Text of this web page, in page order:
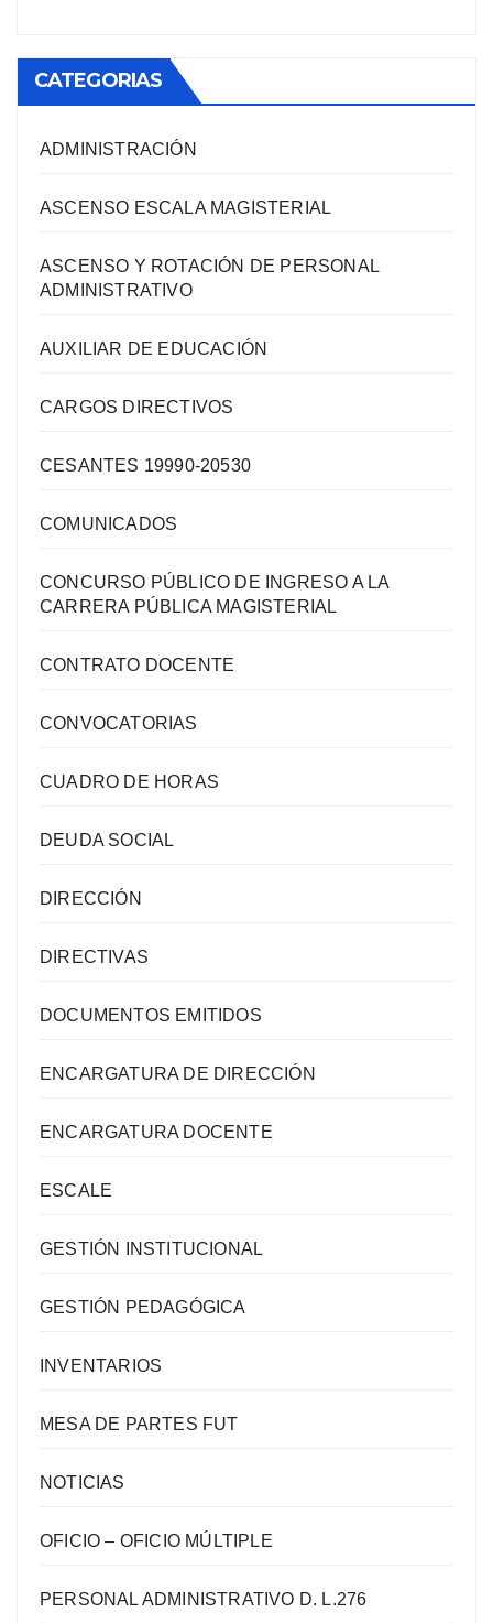
CATEGORIAS
ADMINISTRACIÓN
ASCENSO ESCALA MAGISTERIAL
ASCENSO Y ROTACIÓN DE PERSONAL
ADMINISTRATIVO
AUXILIAR DE EDUCACIÓN
CARGOS DIRECTIVOS
CESANTES 19990-20530
COMUNICADOS
CONCURSO PÚBLICO DE INGRESO A LA
CARRERA PÚBLICA MAGISTERIAL
CONTRATO DOCENTE
CONVOCATORIAS
CUADRO DE HORAS
DEUDA SOCIAL
DIRECCIÓN
DIRECTIVAS
DOCUMENTOS EMITIDOS
ENCARGATURA DE DIRECCIÓN
ENCARGATURA DOCENTE
ESCALE
GESTIÓN INSTITUCIONAL
GESTIÓN PEDAGÓGICA
INVENTARIOS
MESA DE PARTES FUT
NOTICIAS
OFICIO – OFICIO MÚLTIPLE
PERSONAL ADMINISTRATIVO D. L.276